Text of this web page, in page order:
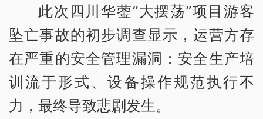
此次四川华蓥“大摆荡”项目游客
坠亡事故的初步调查显示，运营方存
在严重的安全管理漏洞：安全生产培
训流于形式、设备操作规范执行不
力，最终导致悲剧发生。